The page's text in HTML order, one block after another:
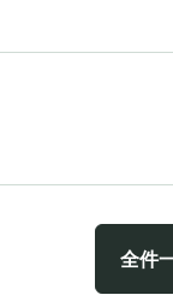
全件